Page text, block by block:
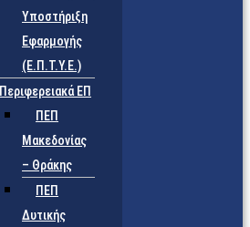
Υποστήριξη
Εφαρμογής
(Ε.Π.Τ.Υ.Ε.)
Περιφερειακά ΕΠ
ΠΕΠ
Μακεδονίας
– Θράκης
ΠΕΠ
Δυτικής